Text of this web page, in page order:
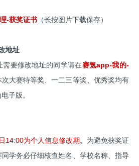
-获奖证书 （长按图片下载保存）
地址
要修改地址的同学请在赛氪app-我的-
大赛特等奖、一二三等奖、优秀奖均有
子版。
14:00为个人信息修改期。 为避免获奖证
学务必仔细核查姓名、学校名称、指导